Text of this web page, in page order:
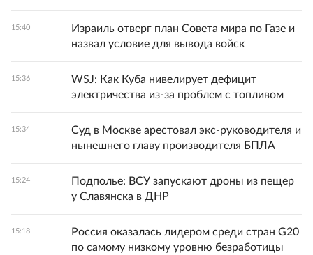
15:40
Израиль отверг план Совета мира по Газе и
назвал условие для вывода войск
15:36
WSJ: Как Куба нивелирует дефицит
электричества из-за проблем с топливом
15:34
Суд в Москве арестовал экс-руководителя и
нынешнего главу производителя БПЛА
15:24
Подполье: ВСУ запускают дроны из пещер
у Славянска в ДНР
15:18
Россия оказалась лидером среди стран G20
по самому низкому уровню безработицы